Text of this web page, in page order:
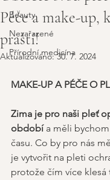
Beauty
Nezařazené
Přírodní medicína
Péče a make-up,
praští!
Aktualizováno:30. 7. 2024
MAKE-UP A PÉČE O
Zima je pro naši pleť
období a měli
času. Co by pro nás
je vytvořit na pleti
protože čím více